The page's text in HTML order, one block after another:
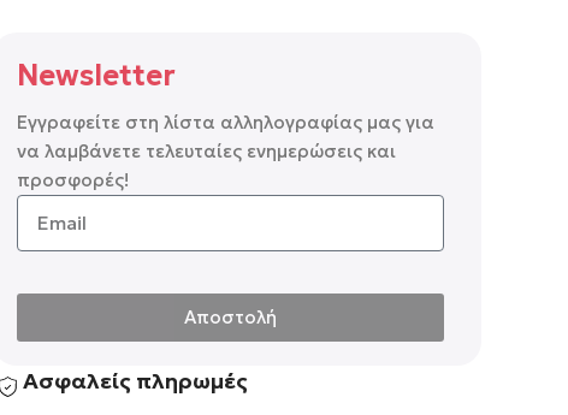
Newsletter
Εγγραφείτε στη λίστα αλληλογραφίας μας για
να λαμβάνετε τελευταίες ενημερώσεις και
προσφορές!
Αποστολή
Ασφαλείς πληρωμές